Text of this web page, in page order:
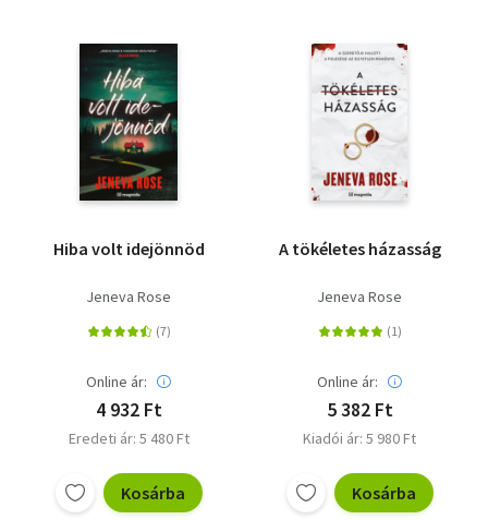
Hiba volt idejönnöd
Jeneva Rose
Online ár:
4 932 Ft
Eredeti ár: 5 480 Ft
Kosárba
A tökéletes házasság
Jeneva Rose
Online ár:
5 382 Ft
Kiadói ár: 5 980 Ft
Kosárba